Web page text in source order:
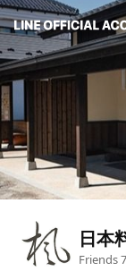
日本
Friends